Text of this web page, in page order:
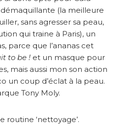
(la meilleure
sans agresser sa peau,
qui traine à Paris), un
parce que l’ananas cet
to be ! et un masque pour
mais aussi mon son action
un coup d’éclat à la peau.
Tony Moly.
routine ‘nettoyage’.